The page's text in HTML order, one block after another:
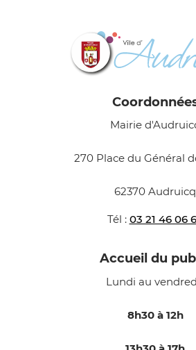
Mairie
270 Place du Général
62370 Audruicq
Tél : 03 21 46 06
Accueil du
Lundi au
8h30 à 12h